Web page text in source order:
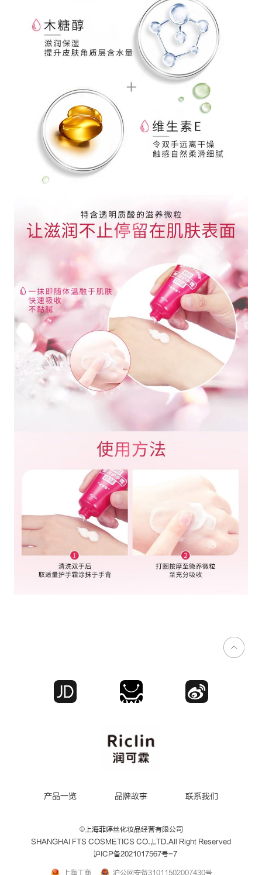
产品一览 品牌故事 联系我们
©上海菲婷丝化妆品经营有限公司
SHANGHAI FTS COSMETICS CO.,LTD.All Right Reserved
沪ICP备2021017567号-7
上海工商 沪公网安备31011502007430号